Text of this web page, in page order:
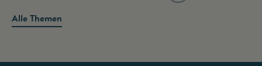
Alle Themen